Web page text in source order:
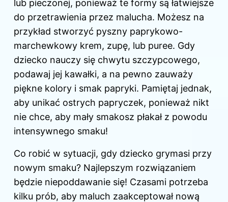
lub pieczonej, ponieważ te formy są łatwiejsze
do przetrawienia przez malucha. Możesz na
przykład stworzyć pyszny paprykowo-
marchewkowy krem, zupę, lub puree. Gdy
dziecko nauczy się chwytu szczypcowego,
podawaj jej kawałki, a na pewno zauważy
piękne kolory i smak papryki. Pamiętaj jednak,
aby unikać ostrych papryczek, ponieważ nikt
nie chce, aby mały smakosz płakał z powodu
intensywnego smaku!
Co robić w sytuacji, gdy dziecko grymasi przy
nowym smaku? Najlepszym rozwiązaniem
będzie niepoddawanie się! Czasami potrzeba
kilku prób, aby maluch zaakceptował nową